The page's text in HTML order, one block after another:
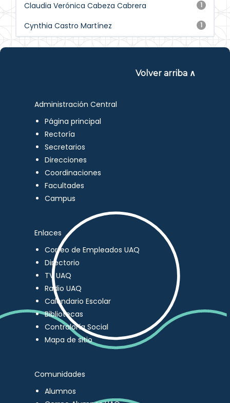
1
Claudia Verónica Cabeza Cabrera
1
Cynthia Castro Martínez
Volver arriba ∧
Administración Central
Página principal
Rectoría
Secretarios
Direcciones
Coordinaciones
Facultades
Campus
Enlaces
Correo de Empleados UAQ
Directorio
TV UAQ
Radio UAQ
Calendario Escolar
Bibliotecas
Contraloría Social
Mapa de sitio
Comunidades
Alumnos